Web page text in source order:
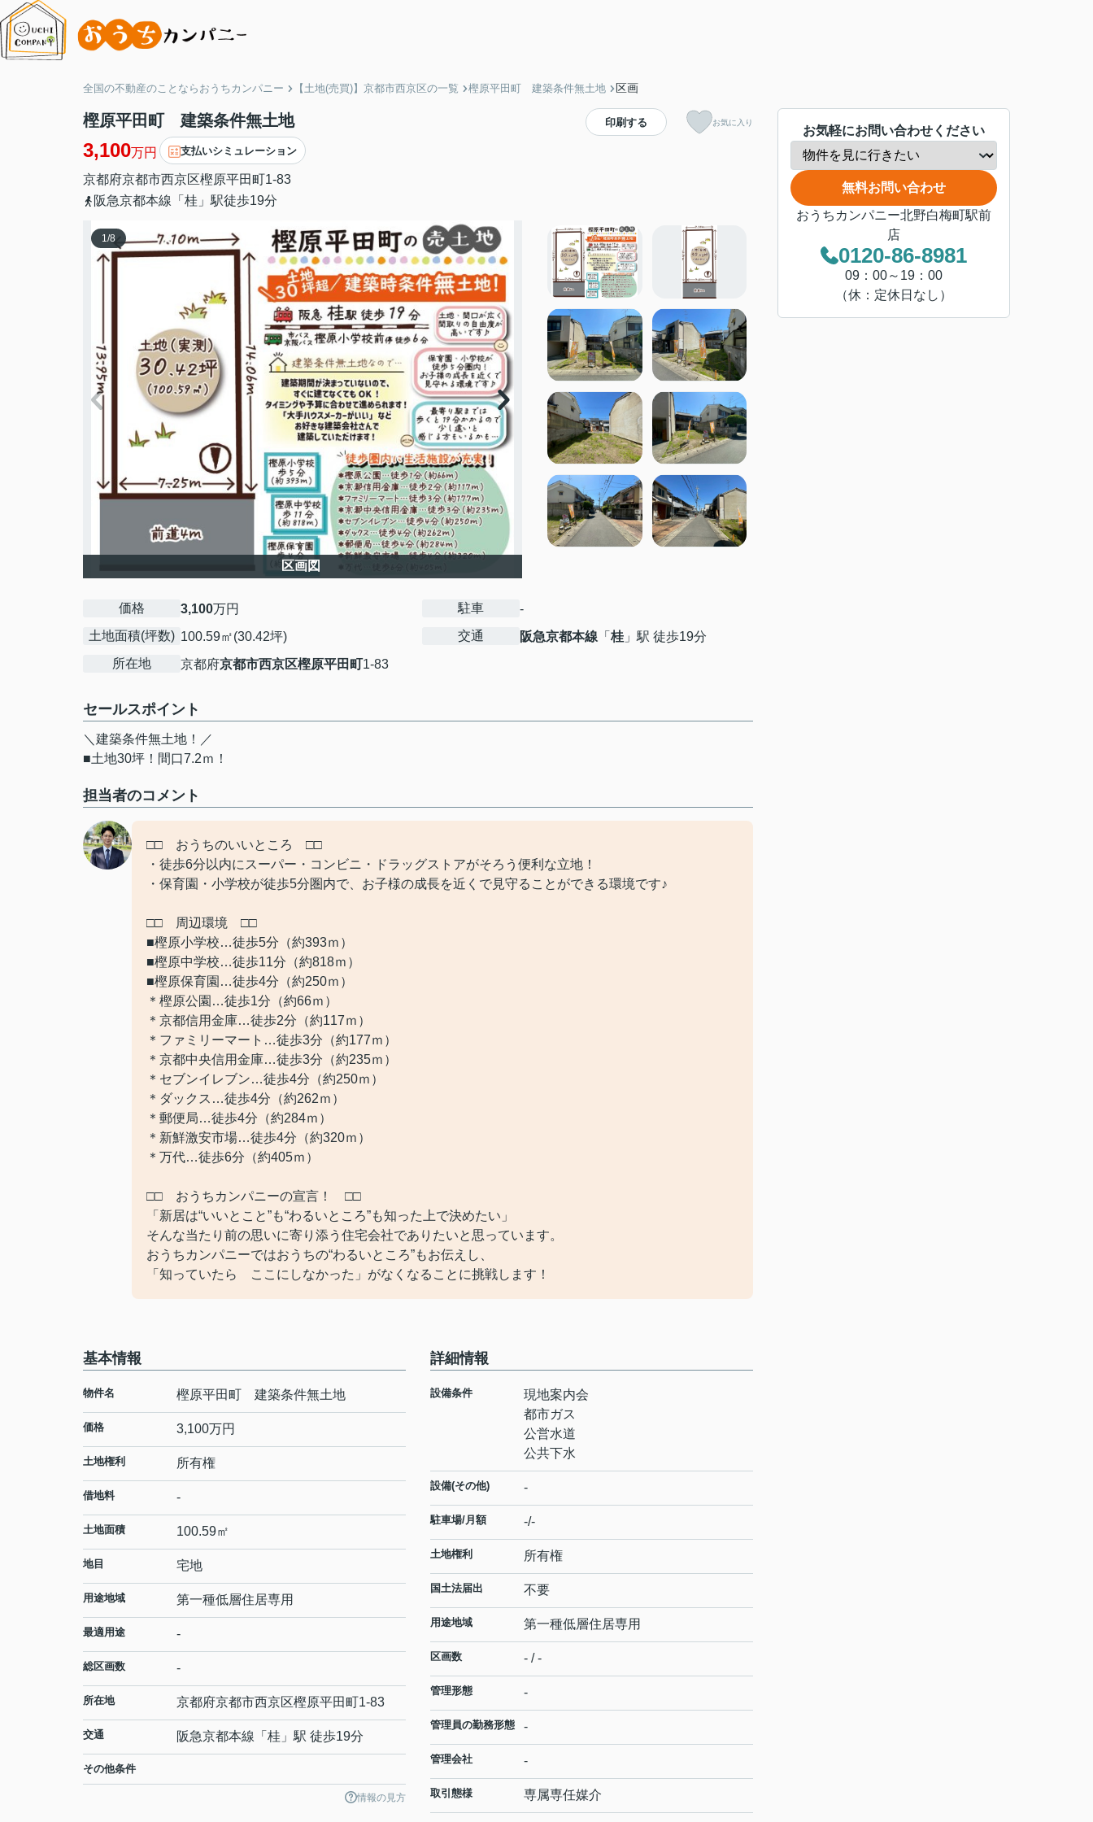
全国の不動産のことならおうちカンパニー 【土地(売買)】京都市西京区の一覧 樫原平田町 建築条件無土地 区画
樫原平田町 建築条件無土地
3,100万円 支払いシミュレーション
京都府京都市西京区樫原平田町1-83
阪急京都本線「桂」駅徒歩19分
印刷する お気に入り
1/8
区画図
価格 3,100万円
土地面積(坪数) 100.59㎡(30.42坪)
所在地
京都府京都市西京区樫原平田町1-83
駐車
-
交通
阪急京都本線 「 桂 」駅 徒歩19分
セールスポイント
＼建築条件無土地！／
■土地30坪！間口7.2ｍ！
担当者のコメント
□□ おうちのいいところ □□
・徒歩6分以内にスーパー・コンビニ・ドラッグストアがそろう便利な立地！
・保育園・小学校が徒歩5分圏内で、お子様の成長を近くで見守ることができる環境です♪
□□ 周辺環境 □□
■樫原小学校…徒歩5分（約393ｍ）
■樫原中学校…徒歩11分（約818ｍ）
■樫原保育園…徒歩4分（約250ｍ）
＊樫原公園…徒歩1分（約66ｍ）
＊京都信用金庫…徒歩2分（約117ｍ）
＊ファミリーマート…徒歩3分（約177ｍ）
＊京都中央信用金庫…徒歩3分（約235ｍ）
＊セブンイレブン…徒歩4分（約250ｍ）
＊ダックス…徒歩4分（約262ｍ）
＊郵便局…徒歩4分（約284ｍ）
＊新鮮激安市場…徒歩4分（約320ｍ）
＊万代…徒歩6分（約405ｍ）
□□ おうちカンパニーの宣言！ □□
「新居は“いいとこと”も“わるいところ”も知った上で決めたい」
そんな当たり前の思いに寄り添う住宅会社でありたいと思っています。
おうちカンパニーではおうちの“わるいところ”もお伝えし、
「知っていたら ここにしなかった」がなくなることに挑戦します！
基本情報
物件名 樫原平田町 建築条件無土地
価格 3,100万円
土地権利 所有権
借地料 -
土地面積 100.59㎡
地目 宅地
用途地域 第一種低層住居専用
最適用途 -
総区画数 -
所在地 京都府京都市西京区樫原平田町1-83
交通 阪急京都本線 「 桂 」駅 徒歩19分
その他条件
情報の見方
詳細情報
設備条件
現地案内会
都市ガス
公営水道
公共下水
設備(その他) -
駐車場/月額 -/-
土地権利 所有権
国土法届出 不要
用途地域 第一種低層住居専用
区画数 - / -
管理形態 -
管理員の勤務形態 -
管理会社 -
取引態様 専属専任媒介
お気軽にお問い合わせください
無料お問い合わせ
おうちカンパニー北野白梅町駅前
店
0120-86-8981
09：00～19：00
（休：定休日なし）